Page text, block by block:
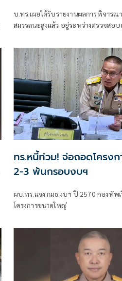
บ.ทร.เผยได้รับรายงานผลการพิจารณ
สมรรถนะสูงแล้ว อยู่ระหว่างตรวจสอบ
ทร.หนี้ท่วม! จ่อถอดโครงก
2-3 พ้นกรอบงบฯ
ผบ.ทร.แจง กมธ.งบฯ ปี 2570 กองทั
โครงการขนาดใหญ่